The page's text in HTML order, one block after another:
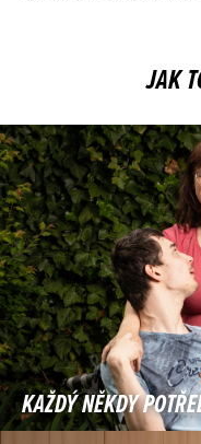
JAK
KAŽDÝ NĚKDY